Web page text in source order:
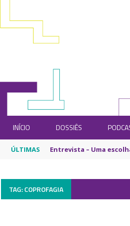
INÍCIO DOSSIÊS
ÚLTIMAS Entrevista – Uma
TAG: COPROFAGIA